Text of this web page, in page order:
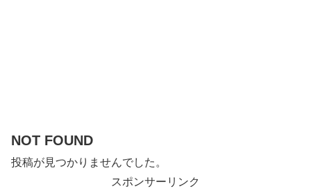
NOT FOUND
投稿が見つかりませんでした。
スポンサーリンク